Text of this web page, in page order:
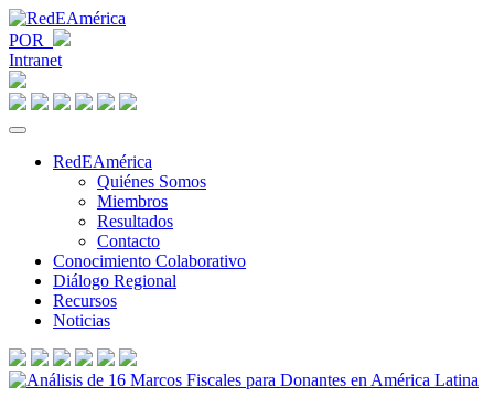
POR
Intranet
RedEAmérica
Quiénes Somos
Miembros
Resultados
Contacto
Conocimiento Colaborativo
Diálogo Regional
Recursos
Noticias